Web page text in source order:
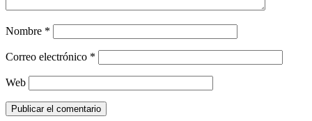
Nombre *
Correo electrónico *
Web